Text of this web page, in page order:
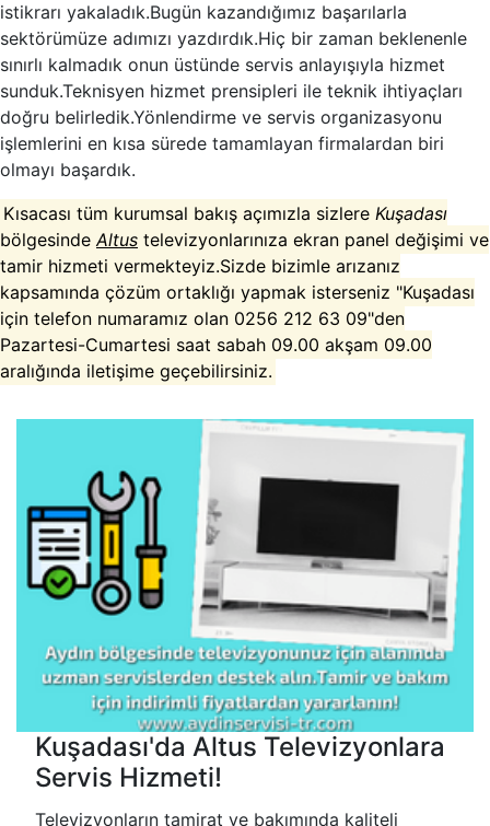
istikrarı yakaladık.Bugün kazandığımız başarılarla
sektörümüze adımızı yazdırdık.Hiç bir zaman beklenenle
sınırlı kalmadık onun üstünde servis anlayışıyla hizmet
sunduk.Teknisyen hizmet prensipleri ile teknik ihtiyaçları
doğru belirledik.Yönlendirme ve servis organizasyonu
işlemlerini en kısa sürede tamamlayan firmalardan biri
olmayı başardık.
Kısacası tüm kurumsal bakış açımızla sizlereKuşadası
bölgesindeAltus televizyonlarınıza ekran panel değişimi ve
tamir hizmeti vermekteyiz.Sizde bizimle arızanız
kapsamında çözüm ortaklığı yapmak isterseniz "Kuşadası
için telefon numaramız olan 0256 212 63 09"den
Pazartesi-Cumartesi saat sabah 09.00 akşam 09.00
aralığında iletişime geçebilirsiniz.
Kuşadası'da Altus Televizyonlara
Servis Hizmeti!
Televizyonların tamirat ve bakımında kaliteli